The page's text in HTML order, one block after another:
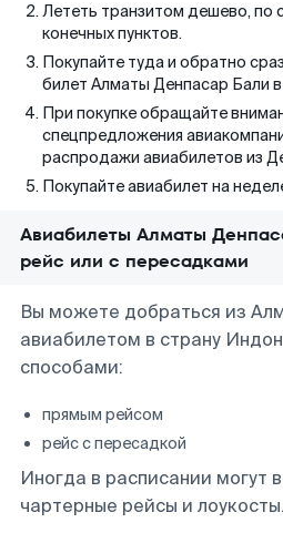
Лететь транзитом дешево, по
конечных пунктов.
Покупайте туда и обратно
билет Алматы Денпасар Бали
При покупке обращайте
спецпредложения
распродажи авиабилетов из
Покупайте авиабилет на
Авиабилеты Алматы
рейс или с пересадками
Вы можете добраться из
авиабилетом в страну
способами:
прямым рейсом
рейс с пересадкой
Иногда в расписании могут
чартерные рейсы и лоукосты.